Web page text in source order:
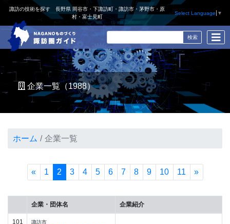
諏訪の技術を探す 長野県 岡谷市・下諏訪町・諏訪市・茅野市・原
村・富士見町
Select Language ▼
企業一覧（1988）
ホーム 企業一覧
« 1 2 3 4 5 6 7 8 9 10 11 »
企業・団体名 企業紹介
101 諏訪市